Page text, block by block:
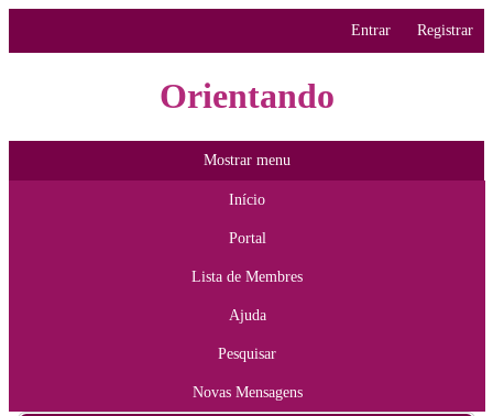
Entrar Registrar
Orientando
Mostrar menu
Início
Portal
Lista de Membres
Ajuda
Pesquisar
Novas Mensagens